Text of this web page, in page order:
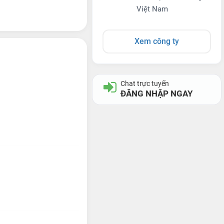
Việt Nam
Xem công ty
Chat trực tuyến
ĐĂNG NHẬP NGAY